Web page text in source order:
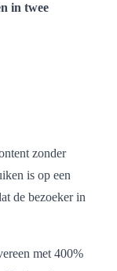
in twee
zonder
is op een
de bezoeker in
met 400%